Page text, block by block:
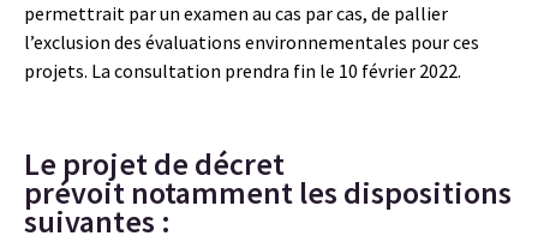
permettrait par un examen au cas par cas, de pallier
l’exclusion des évaluations environnementales pour ces
projets. La consultation prendra fin le 10 février 2022.
Le projet de décret
prévoit notamment les dispositions
suivantes :